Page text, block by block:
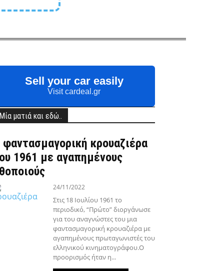
Sell your car easily
Visit cardeal.gr
Μία ματιά και εδώ..
κρουαζιέρα
1961 με αγαπημένους
24/11/2022
Στις 18 Ιουλίου 1961 το
περιοδικό, “Πρώτο” διοργάνωσε
για του αναγνώστες του μια
φαντασμαγορική κρουαζιέρα με
αγαπημένους πρωταγωνιστές του
ελληνικού κινηματογράφου.Ο
προορισμός ήταν η...